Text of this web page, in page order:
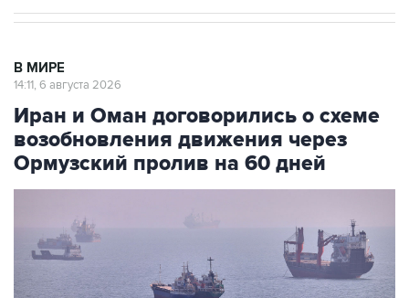
Иран и Оман договорились о схеме
возобновления движения через
Ормузский пролив на 60 дней